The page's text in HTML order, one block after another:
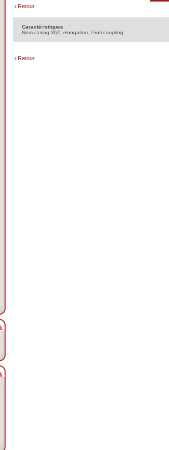
‹ Retour
Caractéristiques
Nem casing 362, elongation, Profi coupling
‹ Retour